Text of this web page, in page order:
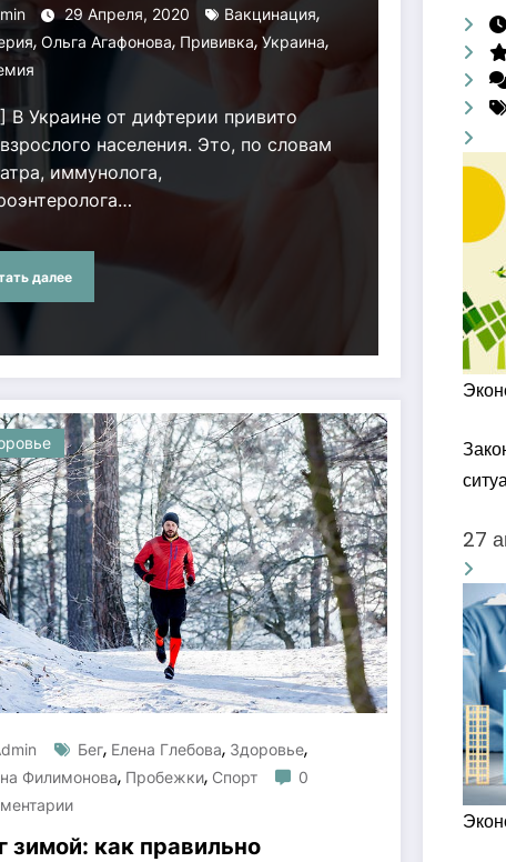
29 Апреля, 2020 Вакцинация,
, Ольга Агафонова, Прививка, Украина,
В Украине от дифтерии привито
населения. Это, по словам
иммунолога,
далее
Бег, Елена Глебова, Здоровье,
Филимонова, Пробежки, Спорт
0
зимой: как правильно
27